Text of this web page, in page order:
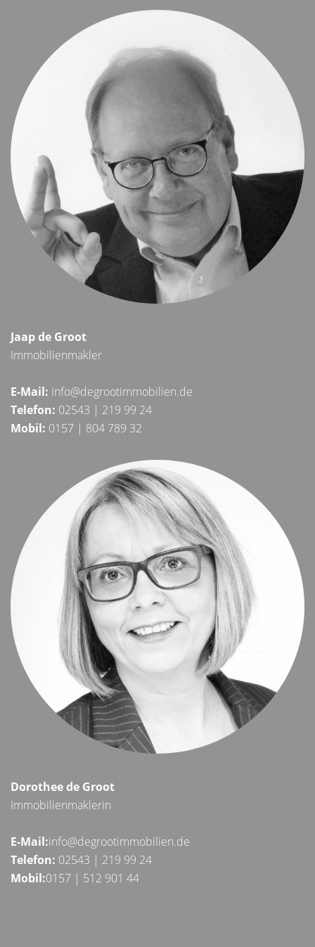
Jaap de Groot
Immobilienmakler
E-Mail: info@degrootimmobilien.de
Telefon: 02543 | 219 99 24
Mobil: 0157 | 804 789 32
Dorothee de Groot
Immobilienmaklerin
E-Mail:info@degrootimmobilien.de
Telefon: 02543 | 219 99 24
Mobil:0157 | 512 901 44